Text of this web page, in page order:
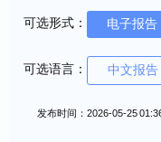
可选形式： 电子报告
可选语言： 中文报告
发布时间：2026-05-25